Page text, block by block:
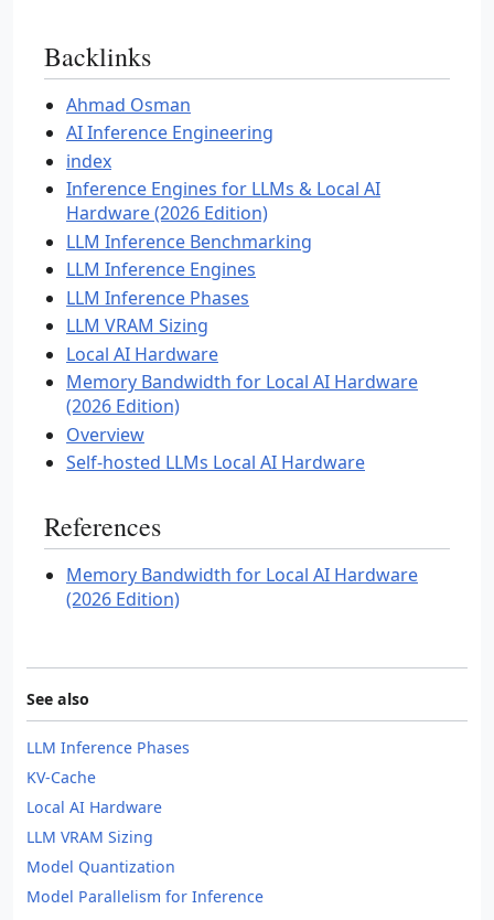
Backlinks
Ahmad Osman
AI Inference Engineering
index
Inference Engines for LLMs & Local AI
Hardware (2026 Edition)
LLM Inference Benchmarking
LLM Inference Engines
LLM Inference Phases
LLM VRAM Sizing
Local AI Hardware
Memory Bandwidth for Local AI Hardware
(2026 Edition)
Overview
Self-hosted LLMs Local AI Hardware
References
Memory Bandwidth for Local AI Hardware
(2026 Edition)
See also
LLM Inference Phases
KV-Cache
Local AI Hardware
LLM VRAM Sizing
Model Quantization
Model Parallelism for Inference